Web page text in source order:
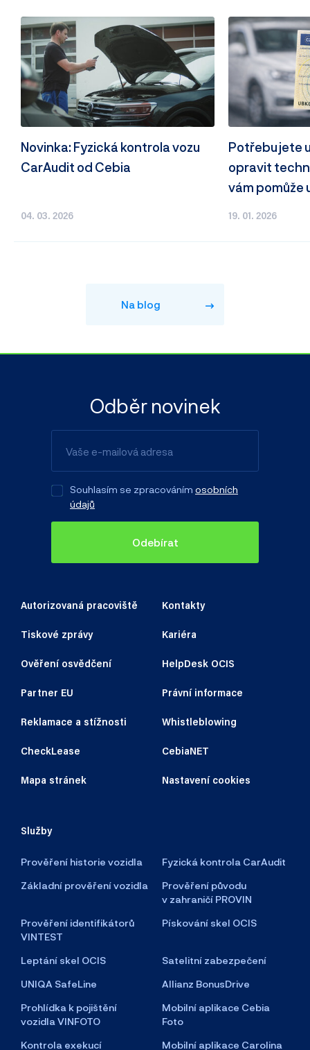
04. 03. 2026
Novinka: Fyzická kontrola vozu
CarAudit od Cebia
19. 01. 2026
Potřebujete
opravit
vám pomůže
Na blog
Autorizovaná pracoviště Kontakty
Tiskové zprávy Kariéra
Ověření osvědčení HelpDesk OCIS
Partner EU Právní informace
Reklamace a stížnosti Whistleblowing
CheckLease CebiaNET
Mapa stránek Nastavení cookies
Služby
Prověření historie vozidla
Fyzická kontrola CarAudit
Základní prověření vozidla
Prověření původu
v zahraničí PROVIN
Prověření identifikátorů
VINTEST
Pískování skel OCIS
Leptání skel OCIS
Satelitní zabezpečení
UNIQA SafeLine
Allianz BonusDrive
Prohlídka k pojištění
vozidla VINFOTO
Mobilní aplikace Cebia
Foto
Kontrola exekucí
Mobilní aplikace Carolina
Odběr novinek
Souhlasím se zpracováním osobních
údajů
Odebírat